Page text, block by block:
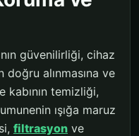
güvenilirliği, cihaz
alınmasına ve
kabının temizliği,
ışığa maruz
filtrasyon ve